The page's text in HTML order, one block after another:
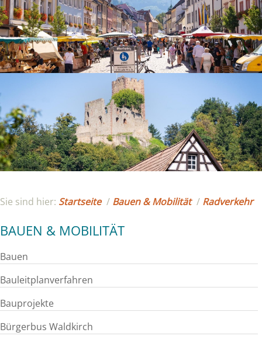
Sie sind hier: Startseite / Bauen & Mobilität / Radverkehr
BAUEN & MOBILITÄT
Bauen
Bauleitplanverfahren
Bauprojekte
Bürgerbus Waldkirch